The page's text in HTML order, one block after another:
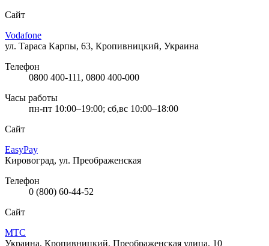
Сайт
Vodafone
ул. Тараса Карпы, 63, Кропивницкий, Украина
Телефон
0800 400-111, 0800 400-000
Часы работы
пн-пт 10:00–19:00; сб,вс 10:00–18:00
Сайт
EasyPay
Кировоград, ул. Преображенская
Телефон
0 (800) 60-44-52
Сайт
МТС
Украина, Кропивницкий, Преображенская улица, 10